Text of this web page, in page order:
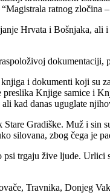
ratnog zločina
Hrvata i Bošnjaka,
dokumentaciji,
i dokumenti koji su
Knjige samice i
kad danas uguglate
Gradiške. Muž i
silovana, zbog čega je
trgaju žive ljude.
Travnika, Donjeg